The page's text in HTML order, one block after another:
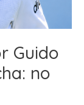
Guido
no